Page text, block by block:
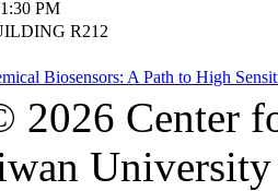
PM
R212
Biosensors: A Path to High
Center
University